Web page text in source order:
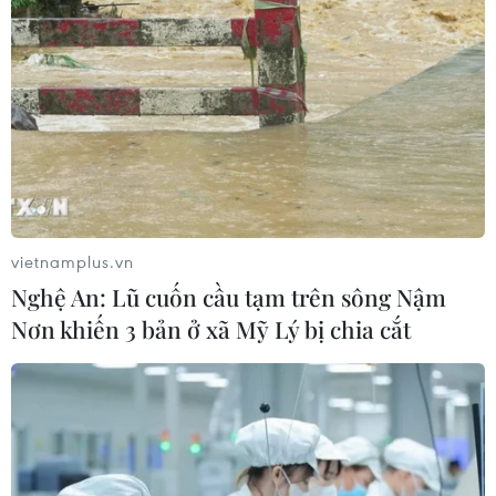
Tuyển thủ Indonesia cúi đầu thành
khẩn xin lỗi người hâm mộ xứ vạn
đảo
04/08/2026 03:17
ASEAN Cup 2026: "Chìa khóa" giúp
tuyển Việt Nam quật ngã Indonesia
04/08/2026 03:05
ASEAN Cup 2026: Đội tuyển Việt
Nam tạo "cơn địa chấn" trên truyền
thông khu vực
04/08/2026 02:45
vietnamplus.vn
Nghệ An: Lũ cuốn cầu tạm trên sông Nậm
Nơn khiến 3 bản ở xã Mỹ Lý bị chia cắt